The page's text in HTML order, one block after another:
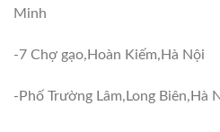
Minh
-7 Chợ gạo,Hoàn Kiếm,Hà Nội
-Phố Trường Lâm,Long Biên,Hà